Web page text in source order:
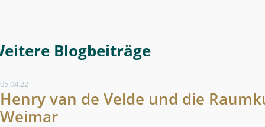
Weitere Blogeintrag
05.04.22
Henry van de Velde und die
Weimar